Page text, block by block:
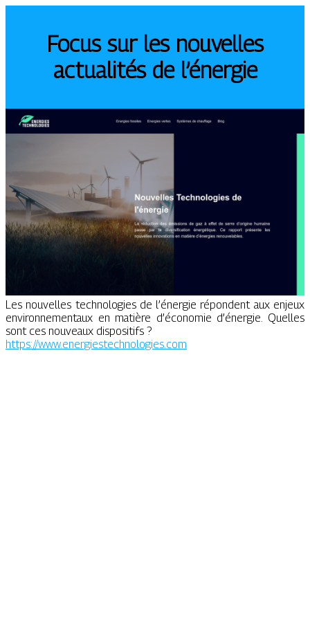
Focus sur les nouvelles
actualités de l’énergie
Les nouvelles technologies de l’énergie répondent aux enjeux
environnementaux en matière d’économie d’énergie. Quelles
sont ces nouveaux dispositifs ?
https://www.energiestechnologies.com